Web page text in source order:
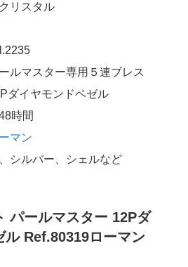
リスタル
ルマスター専用５連ブレス
ダイヤモンドベゼル
時間
マン
シルバー、シェルなど
パールマスター 12Pダ
ル Ref.80319ローマン